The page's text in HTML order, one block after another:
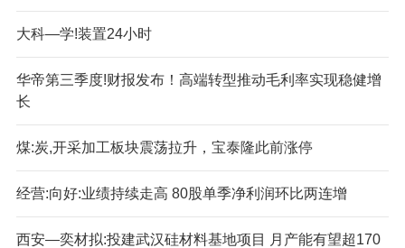
大科—学!装置24小时
华帝第三季度!财报发布！高端转型推动毛利率实现稳健增
长
煤:炭,开采加工板块震荡拉升，宝泰隆此前涨停
经营:向好:业绩持续走高 80股单季净利润环比两连增
西安—奕材拟:投建武汉硅材料基地项目 月产能有望超170